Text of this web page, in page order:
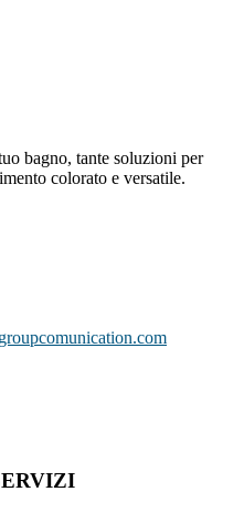
bagno, tante soluzioni per
colorato e versatile.